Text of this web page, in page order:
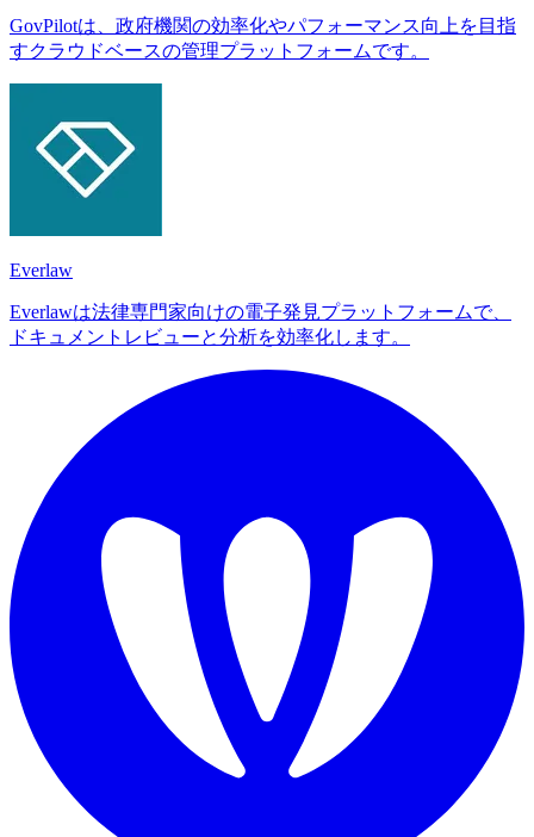
GovPilotは、政府機関の効率化やパフォーマンス向上を目指
すクラウドベースの管理プラットフォームです。
Everlaw
Everlawは法律専門家向けの電子発見プラットフォームで、
ドキュメントレビューと分析を効率化します。